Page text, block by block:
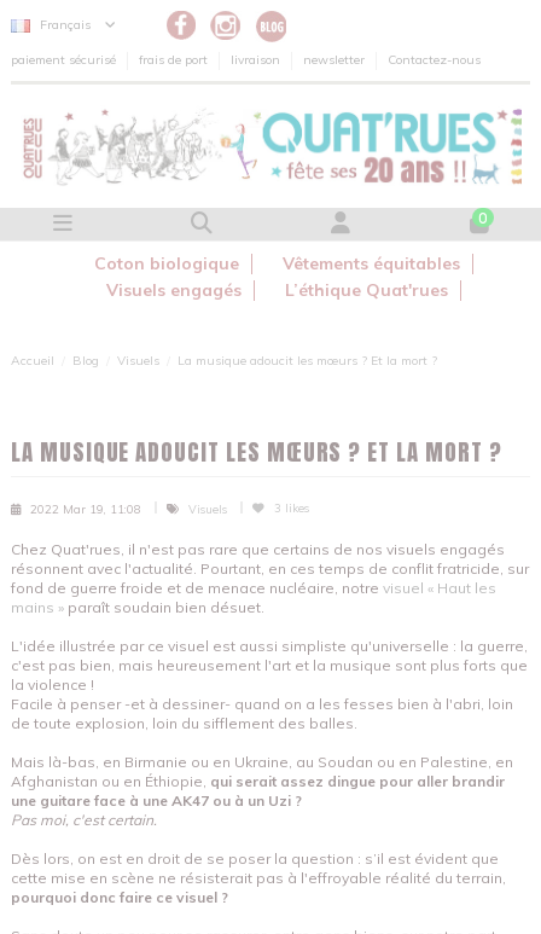
Panneau de gestion des cookies
Français
paiement sécurisé frais de port livraison newsletter Contactez-nous
0
Coton biologique
Vêtements équitables
Visuels engagés
L’éthique Quat'rues
Accueil Blog Visuels La musique adoucit les mœurs ? Et la mort ?
LA MUSIQUE ADOUCIT LES MŒURS ? ET LA MORT ?
2022 Mar 19, 11:08 Visuels 3 likes
Chez Quat'rues, il n'est pas rare que certains de nos visuels engagés
résonnent avec l'actualité. Pourtant, en ces temps de conflit fratricide, sur
fond de guerre froide et de menace nucléaire, notre visuel « Haut les
mains » paraît soudain bien désuet.
L'idée illustrée par ce visuel est aussi simpliste qu'universelle : la guerre,
c'est pas bien, mais heureusement l'art et la musique sont plus forts que
la violence !
Facile à penser -et à dessiner- quand on a les fesses bien à l'abri, loin
de toute explosion, loin du sifflement des balles.
Mais là-bas, en Birmanie ou en Ukraine, au Soudan ou en Palestine, en
Afghanistan ou en Éthiopie, qui serait assez dingue pour aller brandir
une guitare face à une AK47 ou à un Uzi ?
Pas moi, c'est certain.
Dès lors, on est en droit de se poser la question : s’il est évident que
cette mise en scène ne résisterait pas à l'effroyable réalité du terrain,
pourquoi donc faire ce visuel ?